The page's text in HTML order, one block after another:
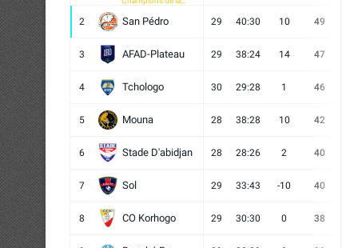
2 San Pédro 29 40:30 10 49
3 AFAD-Plateau 29 38:24 14 47
4 Tchologo 30 29:28 1 46
5 Mouna 28 38:28 10 42
6 Stade D'abidjan 28 28:26 2 40
7 Sol 29 33:43 -10 40
8 CO Korhogo 29 30:30 0 38